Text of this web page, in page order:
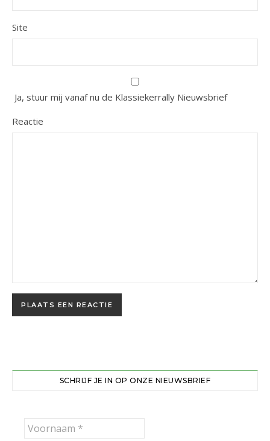
Site
Ja, stuur mij vanaf nu de Klassiekerrally Nieuwsbrief
Reactie
SCHRIJF JE IN OP ONZE NIEUWSBRIEF